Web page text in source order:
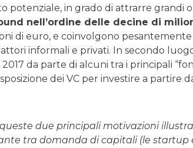
potenziale, in grado di attrarre grandi
nell’ordine delle decine di
di euro, e coinvolgono pesantemente
informali e privati. In secondo
da parte di alcuni tra i principali
dei VC per investire a partire
due principali motivazioni
tra domanda di capitali (le startup